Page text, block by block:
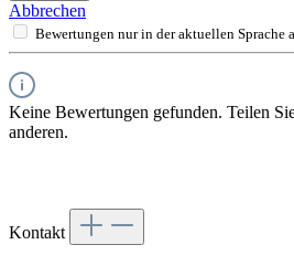
Abbrechen
Bewertungen nur in der aktuellen Sprache
Keine Bewertungen gefunden. Teilen
anderen.
Kontakt